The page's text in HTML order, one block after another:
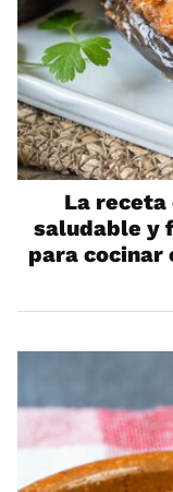
La receta
saludable y
para cocinar